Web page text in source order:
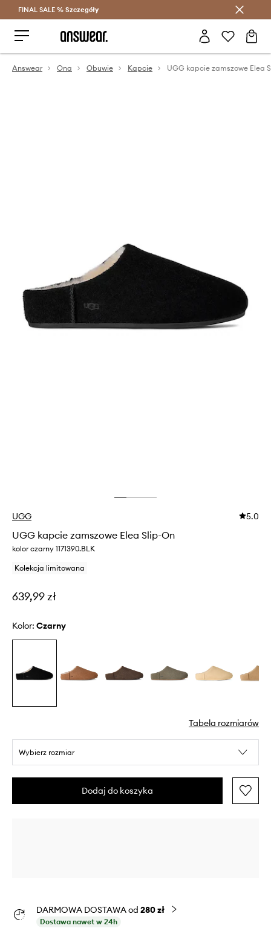
Oszczędzaj z Answear Club >
FINAL SALE % Szczegóły
Answear Ona Obuwie Kapcie
UGG 5.0
UGG kapcie zamszowe Elea Slip-On
kolor czarny 1171390.BLK
Kolekcja limitowana
639,99 zł
Kolor: czarny
Tabela rozmiarów
Wybierz rozmiar
Dodaj do koszyka
DARMOWA DOSTAWA od 280 zł
Dostawa nawet w 24h